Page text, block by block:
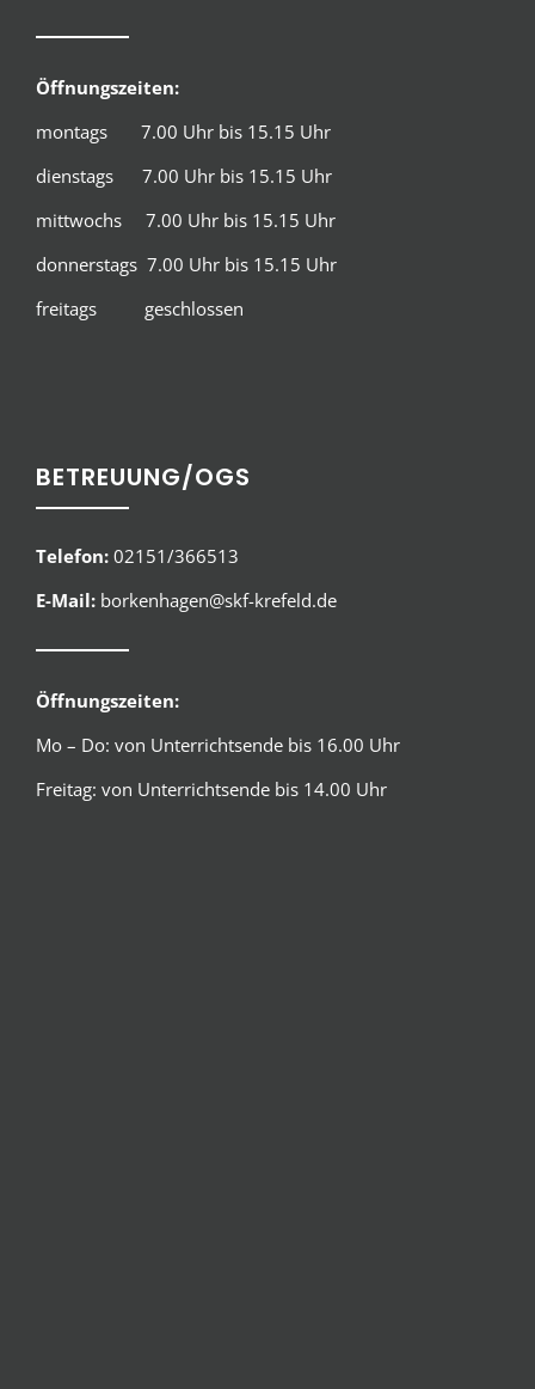
Öffnungszeiten:
montags 7.00 Uhr bis 15.15 Uhr
dienstags 7.00 Uhr bis 15.15 Uhr
mittwochs 7.00 Uhr bis 15.15 Uhr
donnerstags 7.00 Uhr bis 15.15 Uhr
freitags geschlossen
BETREUUNG/OGS
Telefon: 02151/366513
E-Mail: borkenhagen@skf-krefeld.de
Öffnungszeiten:
Mo – Do: von Unterrichtsende bis 16.00 Uhr
Freitag: von Unterrichtsende bis 14.00 Uhr